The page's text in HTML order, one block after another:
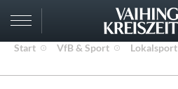
Start VfB & Sport Lokalsport